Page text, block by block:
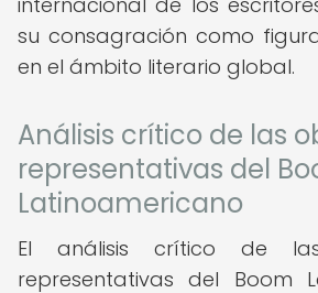
su consagración como
en el ámbito literario global.
Análisis crítico de las
representativas del
Latinoamericano
El análisis crítico de
representativas del Boom